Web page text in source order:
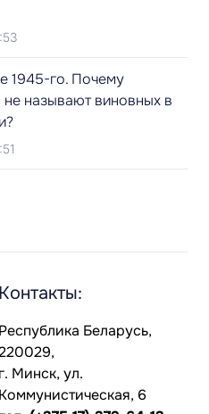
1945-го. Почему
называют виновных в
Контакты:
Республика Беларусь,
г. Минск, ул.
Коммунистическая, 6